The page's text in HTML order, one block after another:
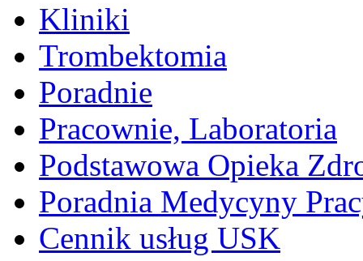
Kliniki
Trombektomia
Poradnie
Pracownie, Laboratoria
Podstawowa Opieka
Poradnia Medycyny
Cennik usług USK